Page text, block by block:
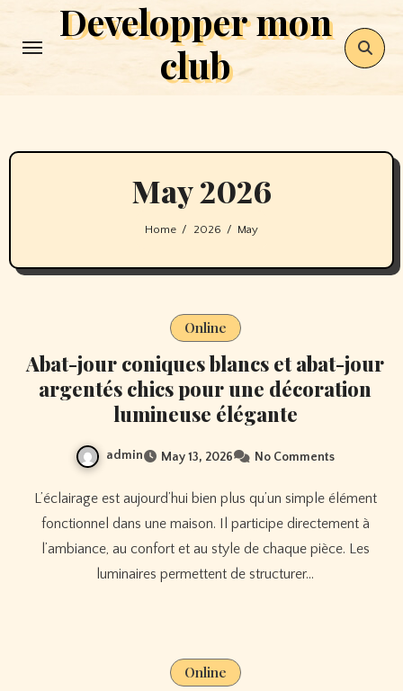
Developper mon
club
May 2026
Home 2026 May
Online
Abat-jour coniques blancs et abat-jour
argentés chics pour une décoration
lumineuse élégante
admin May 13, 2026 No Comments
L’éclairage est aujourd’hui bien plus qu’un simple élément
fonctionnel dans une maison. Il participe directement à
l’ambiance, au confort et au style de chaque pièce. Les
luminaires permettent de structurer…
Online